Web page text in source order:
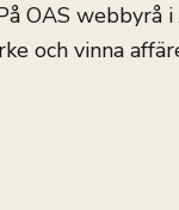
OAS webbyrå i
och vinna